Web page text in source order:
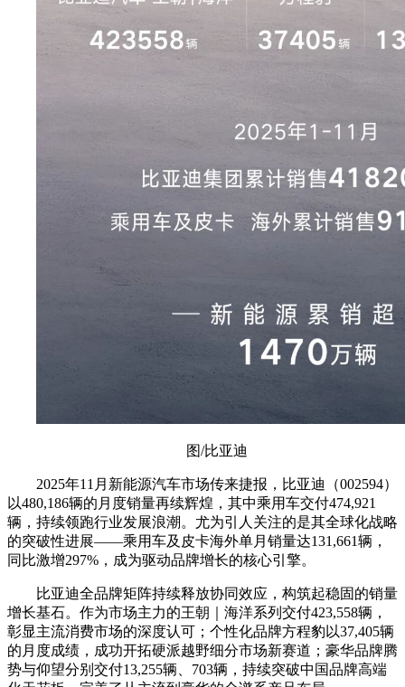
图/比亚迪
2025年11月新能源汽车市场传来捷报，比亚迪（002594）
以480,186辆的月度销量再续辉煌，其中乘用车交付474,921
辆，持续领跑行业发展浪潮。尤为引人关注的是其全球化战略
的突破性进展——乘用车及皮卡海外单月销量达131,661辆，
同比激增297%，成为驱动品牌增长的核心引擎。
比亚迪全品牌矩阵持续释放协同效应，构筑起稳固的销量
增长基石。作为市场主力的王朝｜海洋系列交付423,558辆，
彰显主流消费市场的深度认可；个性化品牌方程豹以37,405辆
的月度成绩，成功开拓硬派越野细分市场新赛道；豪华品牌腾
势与仰望分别交付13,255辆、703辆，持续突破中国品牌高端